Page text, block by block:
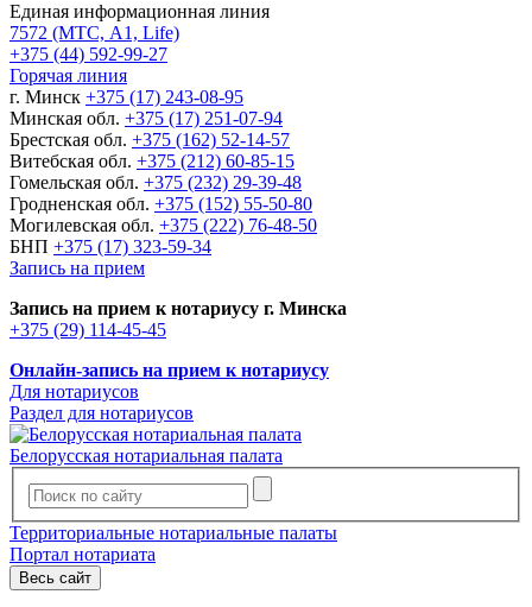
Единая информационная линия
7572 (МТС, A1, Life)
+375 (44) 592-99-27
Горячая линия
г. Минск +375 (17) 243-08-95
Минская обл. +375 (17) 251-07-94
Брестская обл. +375 (162) 52-14-57
Витебская обл. +375 (212) 60-85-15
Гомельская обл. +375 (232) 29-39-48
Гродненская обл. +375 (152) 55-50-80
Могилевская обл. +375 (222) 76-48-50
БНП +375 (17) 323-59-34
Запись на прием
Запись на прием к нотариусу г. Минска
+375 (29) 114-45-45
Онлайн-запись на прием к нотариусу
Для нотариусов
Раздел для нотариусов
Белорусская нотариальная палата
Территориальные нотариальные палаты
Портал нотариата
Весь сайт